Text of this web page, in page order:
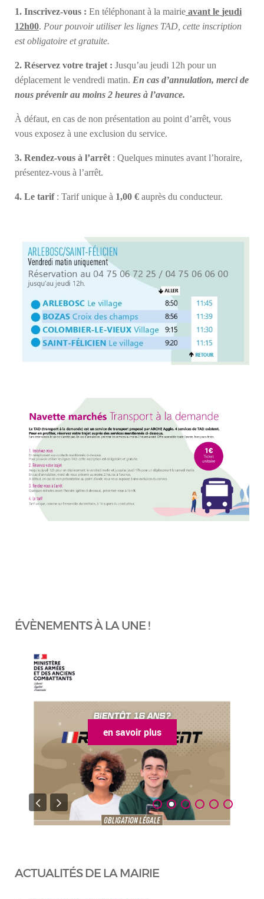
1. Inscrivez-vous : En téléphonant à la mairie avant le jeudi
12h00. Pour pouvoir utiliser les lignes TAD, cette inscription
est obligatoire et gratuite.
2. Réservez votre trajet : Jusqu’au jeudi 12h pour un
déplacement le vendredi matin. En cas d’annulation, merci de
nous prévenir au moins 2 heures à l’avance.
À défaut, en cas de non présentation au point d’arrêt, vous
vous exposez à une exclusion du service.
3. Rendez-vous à l’arrêt : Quelques minutes avant l’horaire,
présentez-vous à l’arrêt.
4. Le tarif: Tarif unique à 1,00 € auprès du conducteur.
ÉVÈNEMENTS À LA UNE !
en savoir plus
ACTUALITÉS DE LA MAIRIE